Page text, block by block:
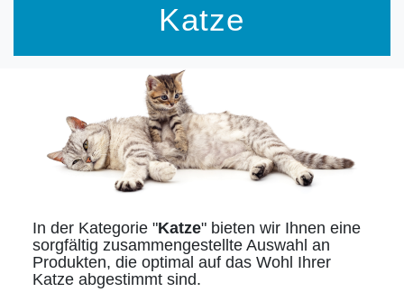
Katze
In der Kategorie "Katze" bieten wir Ihnen eine
sorgfältig zusammengestellte Auswahl an
Produkten, die optimal auf das Wohl Ihrer
Katze abgestimmt sind.